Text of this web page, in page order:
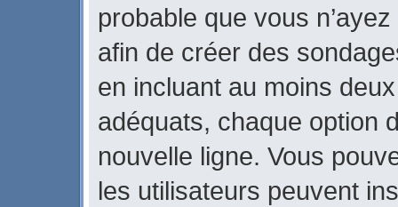
probable que vous
afin de créer des
en incluant au moins
adéquats, chaque option
nouvelle ligne. Vous
les utilisateurs peuvent